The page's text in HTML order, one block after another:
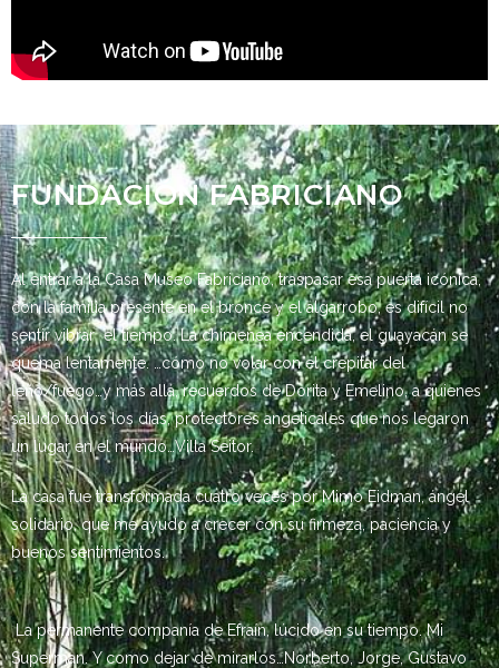
FUNDACIÓN FABRICIANO
Al entrar a la Casa Museo Fabriciano, traspasar esa puerta icónica,
con la familia presente en el bronce y el algarrobo, es difícil no
sentir vibrar el tiempo. La chimenea encendida, el guayacán se
quema lentamente. …cómo no volar con el crepitar del
leño/fuego…y más allá, recuerdos de Dorita y Emelino, a quienes
saludo todos los días, protectores angelicales que nos legaron
un lugar en el mundo…Villa Seitor.
La casa fue transformada cuatro veces por Mimo Eidman, ángel
solidario, que me ayudo a crecer con su firmeza, paciencia y
buenos sentimientos.
La permanente companía de Efraín, lúcido en su tiempo. Mi
Superman. Y como dejar de mirarlos…Norberto, Jorge, Gustavo